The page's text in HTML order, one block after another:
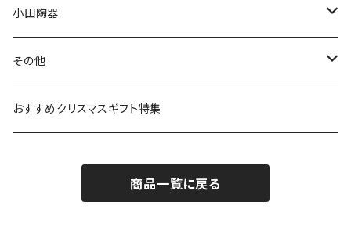
ボウル
ガラスウェア
カトラリー
リトルミイの日記念アイテム
スヌーピー
ピーターラビット
ポケットモンスター
mofusand（モフサンド）
LISA LARSON(リサラーソン)
LAURA ASHLEY(ローラ アシュレイ)
Finlayson(フィンレイソン)
ねこ企画
Cecera(セセラ)
CELEC(セレック)
小田陶器
さざなみ
吉祥
メイメイウェア
その他
リサイクル食器
おすすめクリスマスギフト特集
商品一覧に戻る